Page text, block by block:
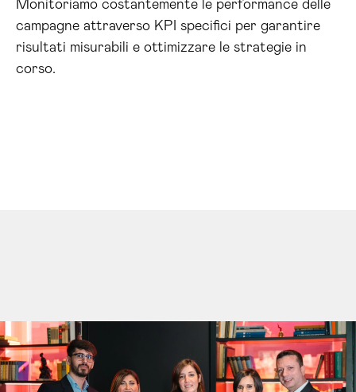
Monitoriamo costantemente le performance delle
campagne attraverso KPI specifici per garantire
risultati misurabili e ottimizzare le strategie in
corso.